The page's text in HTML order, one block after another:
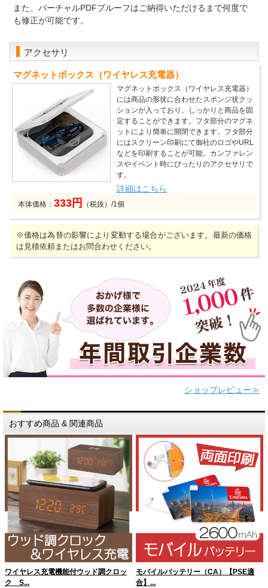
また、バーチャルPDFプルーフはご納得いただけるまで何度で
も修正が可能です。
アクセサリ
マグネットボックス（ワイヤレス充電器）
マグネットボックス（ワイヤレス充電器）
には商品の形状に合わせたスポンジ状クッ
ションが入っており、しっかりと商品を固
定することができます。フタ部分のマグネ
ットにより簡単に開閉できます。フタ部分
にはスクリーン印刷にて御社のロゴやURL
などを印刷することが可能。カンファレン
スやイベント時にぴったりのアクセサリで
す。
詳細はこちら
本体価格：333円 （税抜）/1個
※価格は為替の影響により変動する場合がございます。最新の価格
は見積依頼またはお問合わせください。
ショップレビュー≫
おすすめ商品 & 関連商品
ワイヤレス充電機能付ウッド調クロッ
ク S...
モバイルバッテリー（CA）【PSE適
合】...